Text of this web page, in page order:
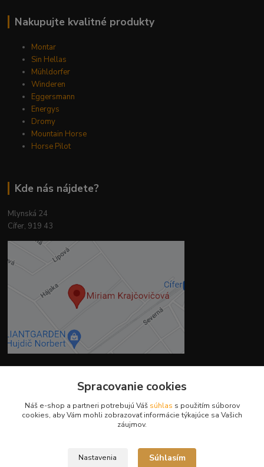
Nakupujte kvalitné produkty
Montar
Sin Hellas
Mühldorfer
Winderen
Eggersmann
Energys
Dromy
Mountain Horse
Horse Pilot
Kde nás nájdete?
Mlynská 24
Cífer, 919 43
Spracovanie cookies
Náš e-shop a partneri potrebujú Váš súhlas s použitím súborov
cookies, aby Vám mohli zobrazovať informácie týkajúce sa Vašich
záujmov.
Nastavenia Súhlasím